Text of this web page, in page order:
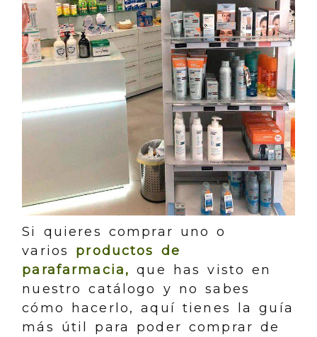
Si quieres comprar uno o
varios productos de
parafarmacia, que has visto en
nuestro catálogo y no sabes
cómo hacerlo, aquí tienes la guía
más útil para poder comprar de